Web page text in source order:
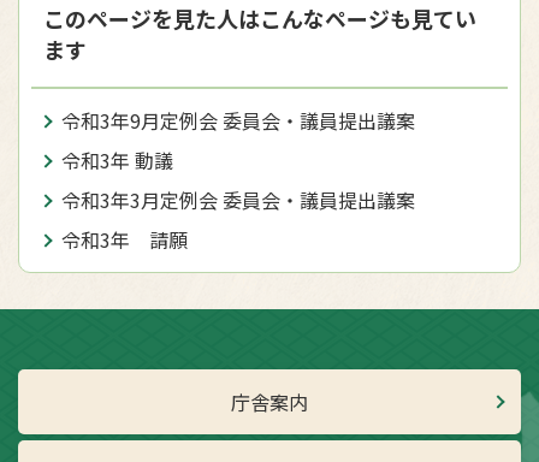
このページを見た人はこんなページも見てい
ます
令和3年9月定例会 委員会・議員提出議案
令和3年 動議
令和3年3月定例会 委員会・議員提出議案
令和3年 請願
庁舎案内